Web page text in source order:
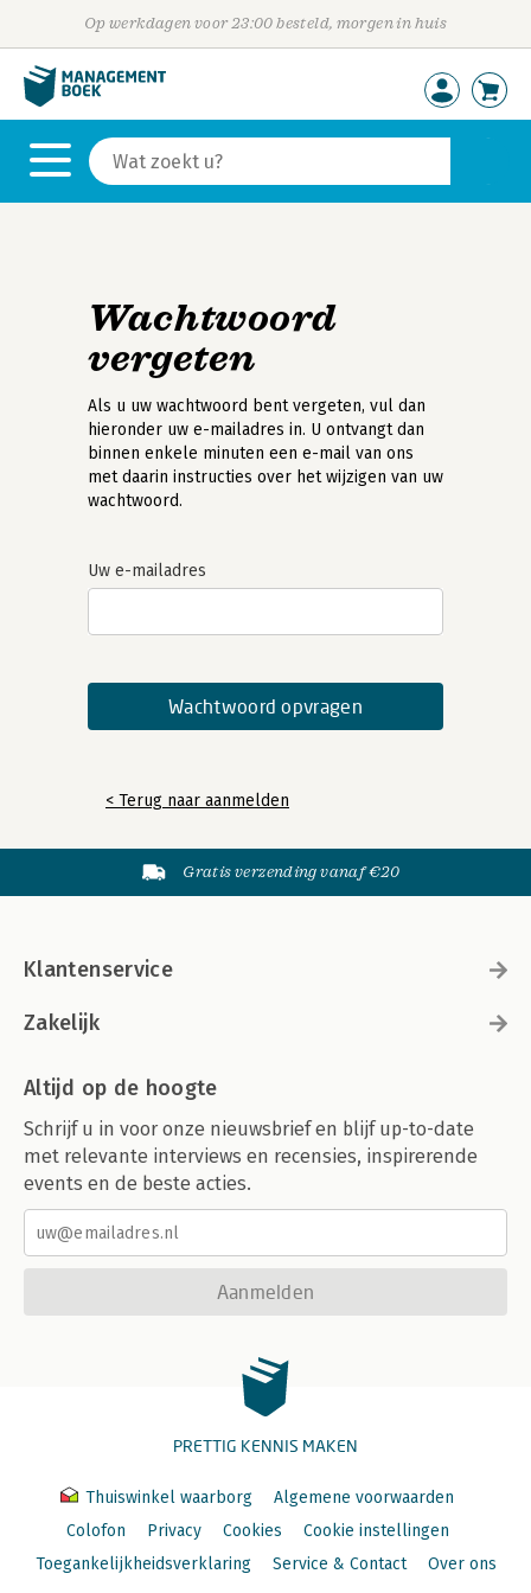
Op werkdagen voor 23:00 besteld, morgen in huis
Wachtwoord
vergeten
Als u uw wachtwoord bent vergeten, vul dan
hieronder uw e-mailadres in. U ontvangt dan
binnen enkele minuten een e-mail van ons
met daarin instructies over het wijzigen van uw
wachtwoord.
Uw e-mailadres
< Terug naar aanmelden
Gratis verzending vanaf €20
Klantenservice
Zakelijk
Altijd op de hoogte
Schrijf u in voor onze nieuwsbrief en blijf up-to-date
met relevante interviews en recensies, inspirerende
events en de beste acties.
Aanmelden
PRETTIG KENNIS MAKEN
Thuiswinkel waarborg
Algemene voorwaarden
Colofon
Privacy Cookies
Cookie instellingen
Toegankelijkheidsverklaring
Service & Contact Over ons